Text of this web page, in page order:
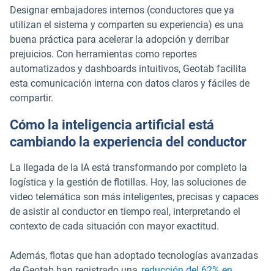
Designar embajadores internos (conductores que ya
utilizan el sistema y comparten su experiencia) es una
buena práctica para acelerar la adopción y derribar
prejuicios. Con herramientas como reportes
automatizados y dashboards intuitivos, Geotab facilita
esta comunicación interna con datos claros y fáciles de
compartir.
Cómo la inteligencia artificial está
cambiando la experiencia del conductor
La llegada de la IA está transformando por completo la
logística y la gestión de flotillas. Hoy, las soluciones de
video telemática son más inteligentes, precisas y capaces
de asistir al conductor en tiempo real, interpretando el
contexto de cada situación con mayor exactitud.
Además, flotas que han adoptado tecnologías avanzadas